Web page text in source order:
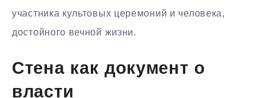
участника культовых церемоний и человека,
достойного вечной жизни.
Стена как документ о
власти